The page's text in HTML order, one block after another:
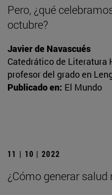
Pero, ¿qué
octubre?
Javier de Navascués
Catedrático de Literatura
profesor del grado en
Publicado en: El Mundo
11 | 10 | 2022
¿Cómo generar salud